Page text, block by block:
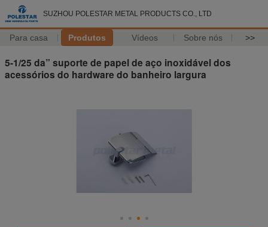
SUZHOU POLESTAR METAL PRODUCTS CO., LTD
Para casa Produtos Vídeos Sobre nós >>
5-1/25 da” suporte de papel de aço inoxidável dos
acessórios do hardware do banheiro largura